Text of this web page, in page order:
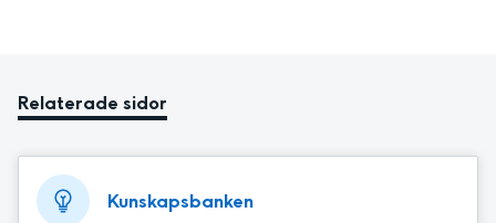
Relaterade sidor
Kunskapsbanken